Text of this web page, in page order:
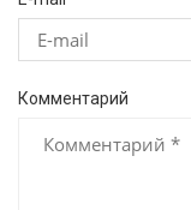
Комментарий